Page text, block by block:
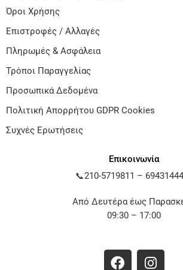
Όροι Χρήσης
Επιστροφές / Αλλαγές
Πληρωμές & Ασφάλεια
Τρόποι Παραγγελίας
Προσωπικά Δεδομένα
Πολιτική Απορρήτου GDPR Cookies
Συχνές Ερωτήσεις
Επικοινωνία
📞210-5719811 –
Από Δευτέρα έως
09:30 – 17:00